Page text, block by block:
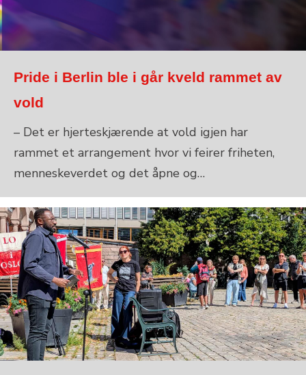
Pride i Berlin ble i går kveld rammet av
vold
– Det er hjerteskjærende at vold igjen har
rammet et arrangement hvor vi feirer friheten,
menneskeverdet og det åpne og…